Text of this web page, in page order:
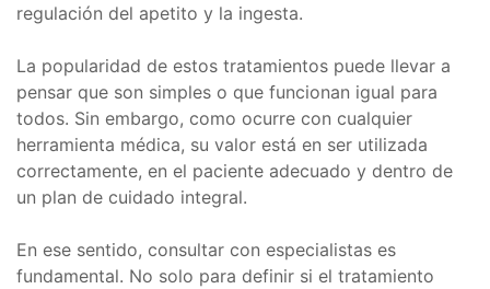
regulación del apetito y la ingesta.
La popularidad de estos tratamientos puede llevar a
pensar que son simples o que funcionan igual para
todos. Sin embargo, como ocurre con cualquier
herramienta médica, su valor está en ser utilizada
correctamente, en el paciente adecuado y dentro de
un plan de cuidado integral.
En ese sentido, consultar con especialistas es
fundamental. No solo para definir si el tratamiento